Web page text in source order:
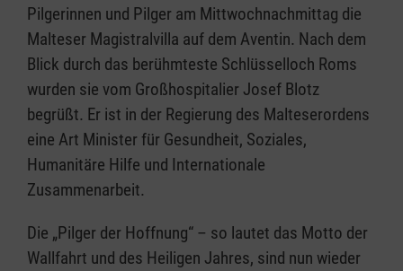
Pilgerinnen und Pilger am Mittwochnachmittag die
Malteser Magistralvilla auf dem Aventin. Nach dem
Blick durch das berühmteste Schlüsselloch Roms
wurden sie vom Großhospitalier Josef Blotz
begrüßt. Er ist in der Regierung des Malteserordens
eine Art Minister für Gesundheit, Soziales,
Humanitäre Hilfe und Internationale
Zusammenarbeit.
Die „Pilger der Hoffnung“ – so lautet das Motto der
Wallfahrt und des Heiligen Jahres, sind nun wieder